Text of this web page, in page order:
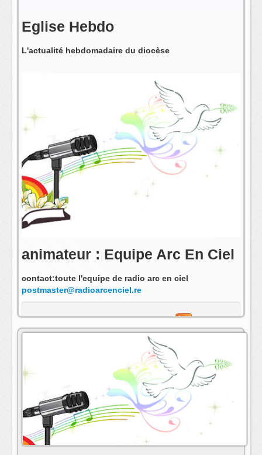
Eglise Hebdo
L'actualité hebdomadaire du diocèse
animateur : Equipe Arc En Ciel
contact:toute l'equipe de radio arc en ciel
postmaster@radioarcenciel.re
s'abonner au fil rss de cette emission: